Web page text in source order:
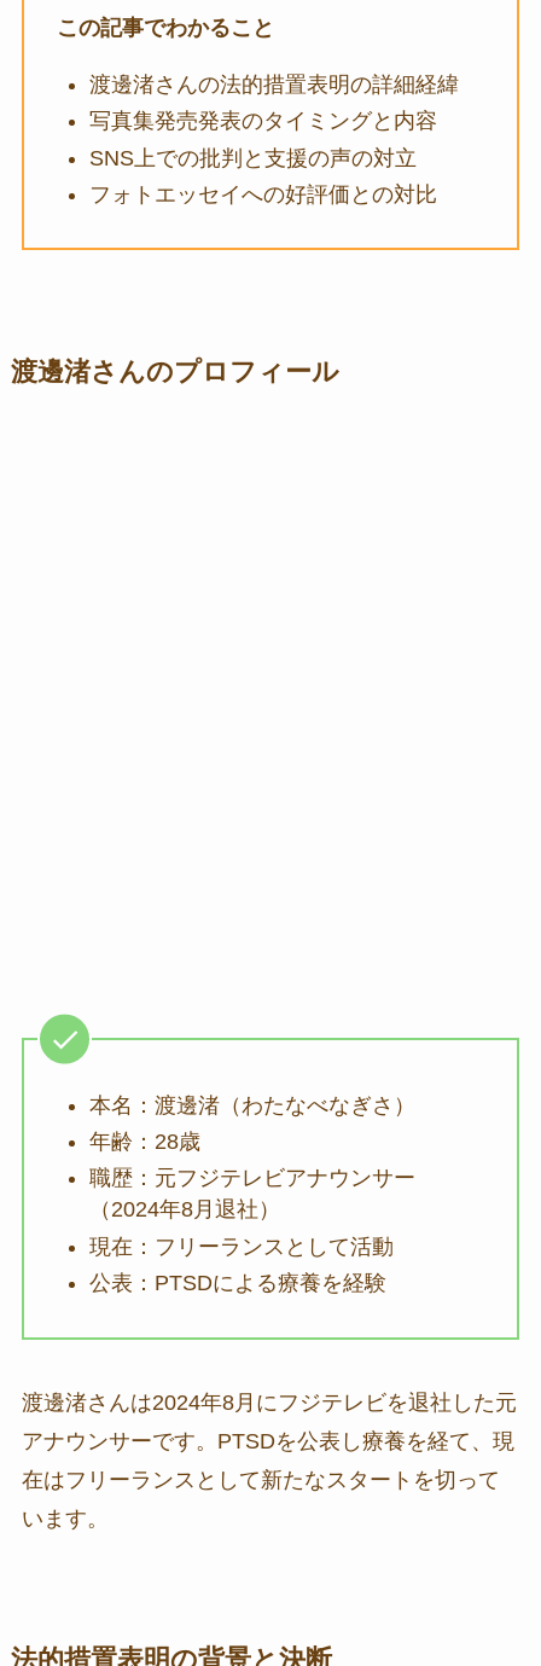
この記事でわかること
渡邊渚さんの法的措置表明の詳細経緯
写真集発売発表のタイミングと内容
SNS上での批判と支援の声の対立
フォトエッセイへの好評価との対比
渡邊渚さんのプロフィール
本名：渡邊渚（わたなべなぎさ）
年齢：28歳
職歴：元フジテレビアナウンサー
（2024年8月退社）
現在：フリーランスとして活動
公表：PTSDによる療養を経験
渡邊渚さんは2024年8月にフジテレビを退社した元
アナウンサーです。PTSDを公表し療養を経て、現
在はフリーランスとして新たなスタートを切って
います。
法的措置表明の背景と決断